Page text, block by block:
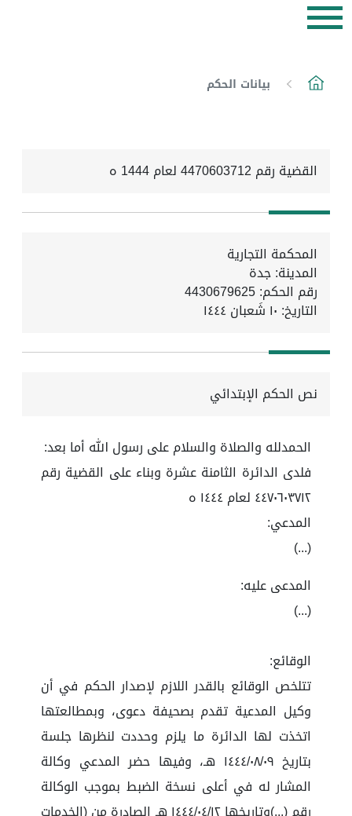
بيانات الحكم
القضية رقم 4470603712 لعام 1444 ه
المحكمة التجارية
المدينة: جدة
رقم الحكم: 4430679625
التاريخ: ١٠ شَعبان ١٤٤٤
نص الحكم الإبتدائي
الحمدلله والصلاة والسلام على رسول الله أما بعد:
فلدى الدائرة الثامنة عشرة وبناء على القضية رقم
٤٤٧٠٦٠٣٧١٢ لعام ١٤٤٤ ه
المدعي:
(...)
المدعى عليه:
(...)
الوقائع:
تتلخص الوقائع بالقدر اللازم لإصدار الحكم في أن
وكيل المدعية تقدم بصحيفة دعوى، وبمطالعتها
اتخذت لها الدائرة ما يلزم وحددت لنظرها جلسة
بتاريخ ١٤٤٤/٠٨/٠٩ هـ، وفيها حضر المدعي وكالة
المشار له في أعلى نسخة الضبط بموجب الوكالة